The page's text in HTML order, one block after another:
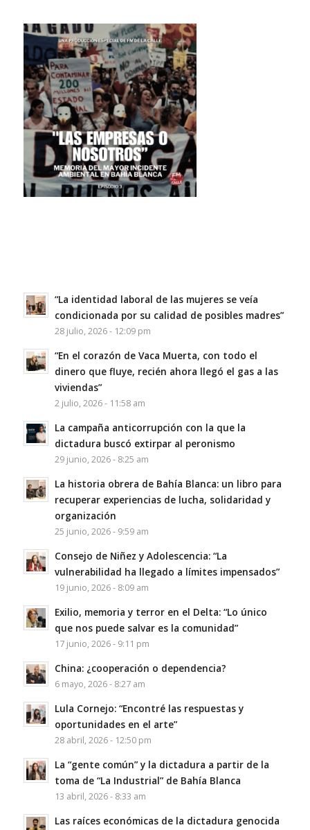
“La identidad laboral de las mujeres se veía
condicionada por su calidad de posibles madres”
28 julio, 2026 - 12:09 pm
“En el corazón de Vaca Muerta, con todo el
dinero que fluye, recién ahora llegó el gas a las
viviendas”
2 julio, 2026 - 11:58 am
La campaña anticorrupción con la que la
dictadura buscó extirpar al peronismo
29 junio, 2026 - 8:25 am
La historia obrera de Bahía Blanca: un libro para
recuperar experiencias de lucha, solidaridad y
organización
25 junio, 2026 - 9:59 am
Consejo de Niñez y Adolescencia: “La
vulnerabilidad ha llegado a límites impensados”
19 junio, 2026 - 8:09 am
Exilio, memoria y terror en el Delta: “Lo único
que nos puede salvar es la comunidad”
17 junio, 2026 - 9:11 pm
China: ¿cooperación o dependencia?
6 mayo, 2026 - 8:27 am
Lula Cornejo: “Encontré las respuestas y
oportunidades en el arte”
28 abril, 2026 - 12:50 pm
La “gente común” y la dictadura a partir de la
toma de “La Industrial” de Bahía Blanca
13 abril, 2026 - 8:33 am
Las raíces económicas de la dictadura genocida